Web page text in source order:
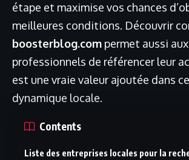
étape et maximise vos chances
meilleures conditions. Découvrir
boosterblog.com permet aussi aux
professionnels de référencer leur
est une vraie valeur ajoutée dans
dynamique locale.
Contents
Liste des entreprises locales pour la